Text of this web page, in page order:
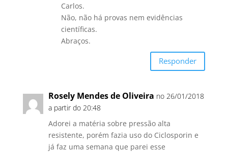
Carlos.
Não, não há provas nem evidências
científicas.
Abraços.
Responder
Rosely Mendes de Oliveira no 26/01/2018
a partir do 20:48
Adorei a matéria sobre pressão alta
resistente, porém fazia uso do Ciclosporin e
já faz uma semana que parei esse